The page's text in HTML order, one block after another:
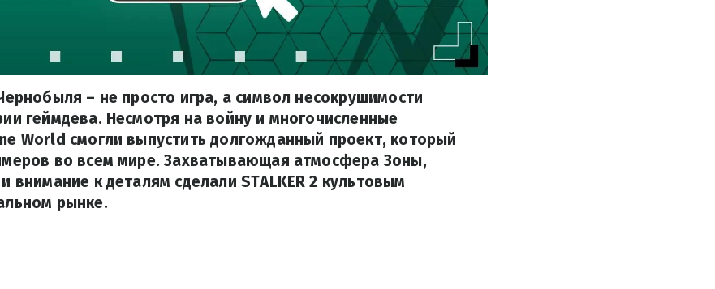
– не просто игра, а символ несокрушимости
геймдева. Несмотря на войну и многочисленные
World смогли выпустить долгожданный проект, который
во всем мире. Захватывающая атмосфера Зоны,
внимание к деталям сделали STALKER 2 культовым
рынке.